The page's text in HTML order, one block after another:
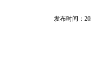
发布时间：